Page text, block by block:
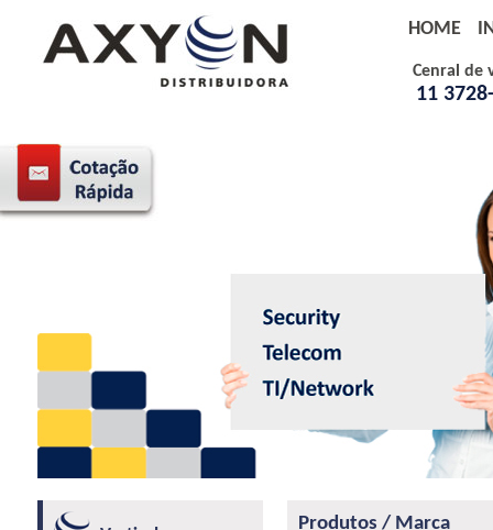
Cenral de
11
HOME
Produtos / Marca